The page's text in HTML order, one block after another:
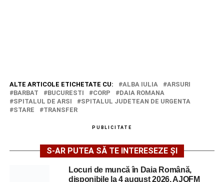
ALTE ARTICOLE ETICHETATE CU: ALBA IULIA
ARSURI
BARBAT
BUCURESTI CORP
DAIA ROMANA
SPITALUL DE ARSI
SPITALUL JUDETEAN DE URGENTA
STARE
TRANSFER
PUBLICITATE
S-AR PUTEA SĂ TE INTERESEZE ȘI
Locuri de muncă în Daia Română,
disponibile la 4 august 2026. AJOFM